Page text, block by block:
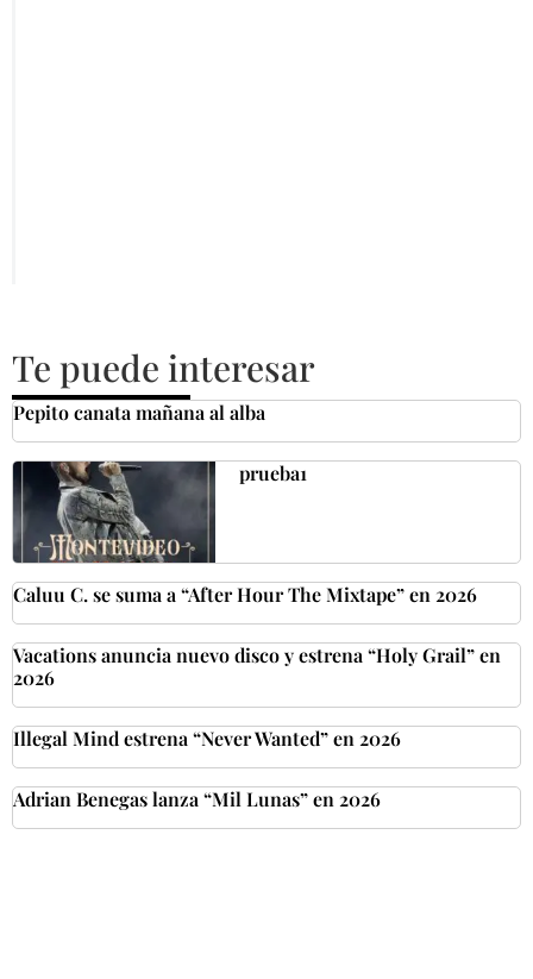
Te puede interesar
Pepito canata mañana al alba
prueba1
Caluu C. se suma a “After Hour The Mixtape” en 2026
Vacations anuncia nuevo disco y estrena “Holy Grail” en
2026
Illegal Mind estrena “Never Wanted” en 2026
Adrian Benegas lanza “Mil Lunas” en 2026